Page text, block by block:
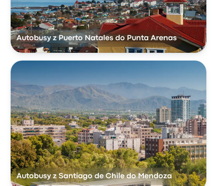
Autobusy z Puerto Natales do Punta Arenas
Autobusy z Santiago de Chile do Mendoza